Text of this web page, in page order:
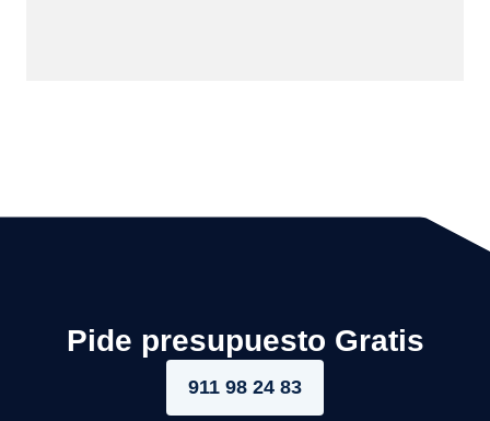
Pide presupuesto Gratis
911 98 24 83